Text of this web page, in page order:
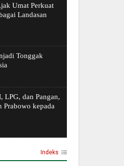
Umat Perkuat
Landasan
Tonggak
LPG, dan Pangan,
Prabowo kepada
Indeks